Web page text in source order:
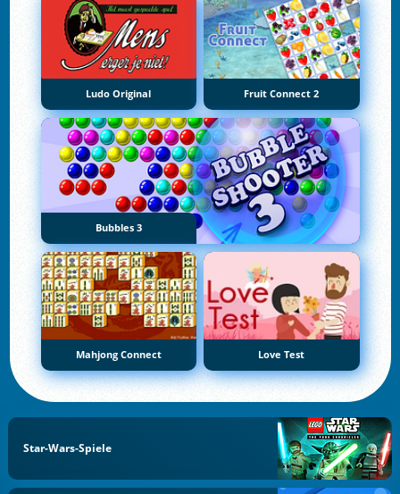
Ludo Original Fruit Connect 2
Bubbles 3
Mahjong Connect Love Test
Star-Wars-Spiele